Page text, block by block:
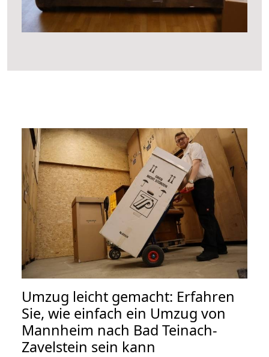
Umzug leicht gemacht: Erfahren
Sie, wie einfach ein Umzug von
Mannheim nach Bad Teinach-
Zavelstein sein kann